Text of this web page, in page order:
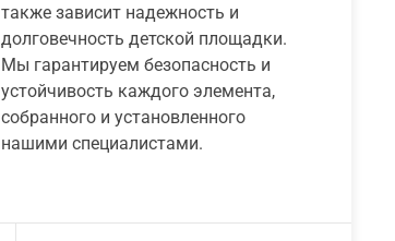
также зависит надежность и
долговечность детской площадки.
Мы гарантируем безопасность и
устойчивость каждого элемента,
собранного и установленного
нашими специалистами.